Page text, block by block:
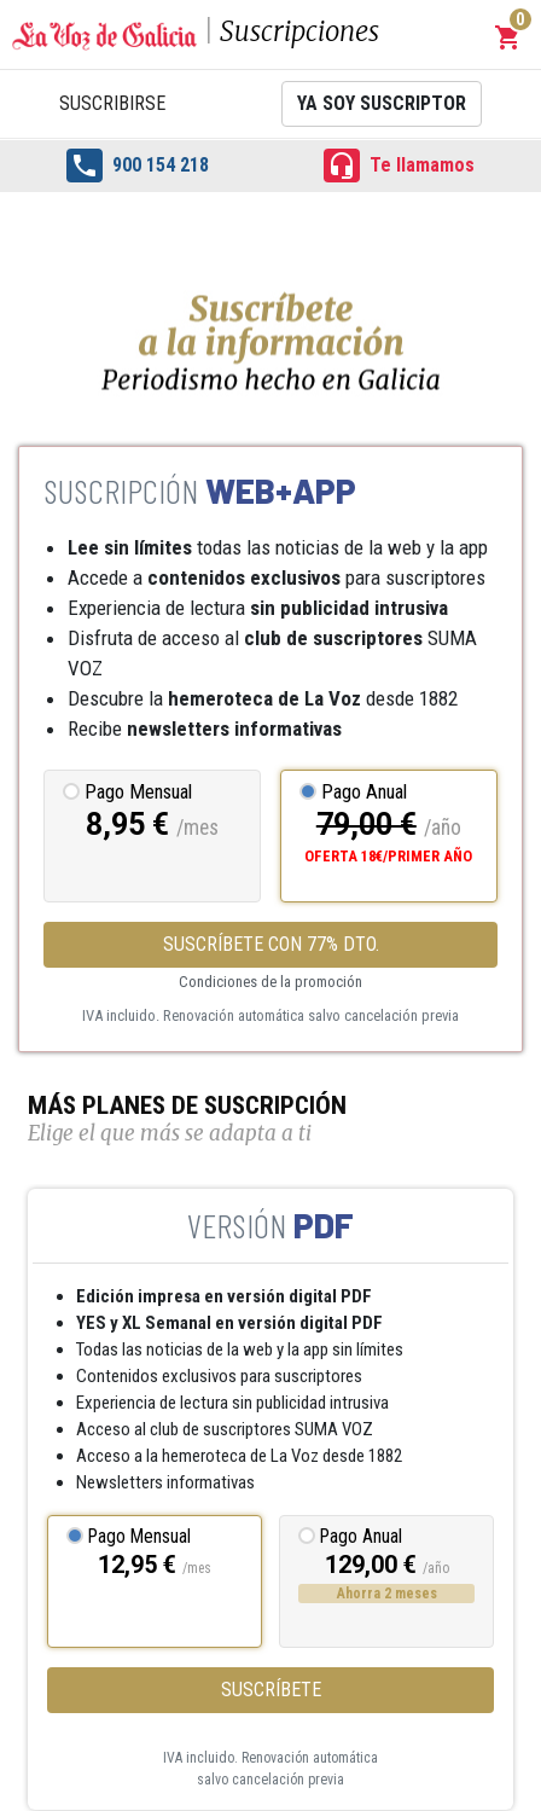
Suscripciones shopping_cart
0
SUSCRIBIRSE YA SOY SUSCRIPTOR
 900 154 218  Te llamamos
WEB+APP
Lee sin límites todas las noticias de la web y la app
Accede a contenidos exclusivos para suscriptores
Experiencia de lectura sin publicidad intrusiva
Disfruta de acceso al club de suscriptores SUMA
VOZ
Descubre la hemeroteca de La Voz desde 1882
Recibe newsletters informativas
Pago Mensual
8,95 € /mes
Pago Anual
79,00 € /año
OFERTA 18€/PRIMER AÑO
SUSCRÍBETE CON 77% DTO.
Condiciones de la promoción
IVA incluido. Renovación automática salvo cancelación previa
MÁS PLANES DE SUSCRIPCIÓN
Elige el que más se adapta a ti
PDF
Edición impresa en versión digital PDF
YES y XL Semanal en versión digital PDF
Todas las noticias de la web y la app sin límites
Contenidos exclusivos para suscriptores
Experiencia de lectura sin publicidad intrusiva
Acceso al club de suscriptores SUMA VOZ
Acceso a la hemeroteca de La Voz desde 1882
Newsletters informativas
Pago Mensual
12,95 € /mes
Pago Anual
129,00 € /año
Ahorra 2 meses
SUSCRÍBETE
IVA incluido. Renovación automática
salvo cancelación previa